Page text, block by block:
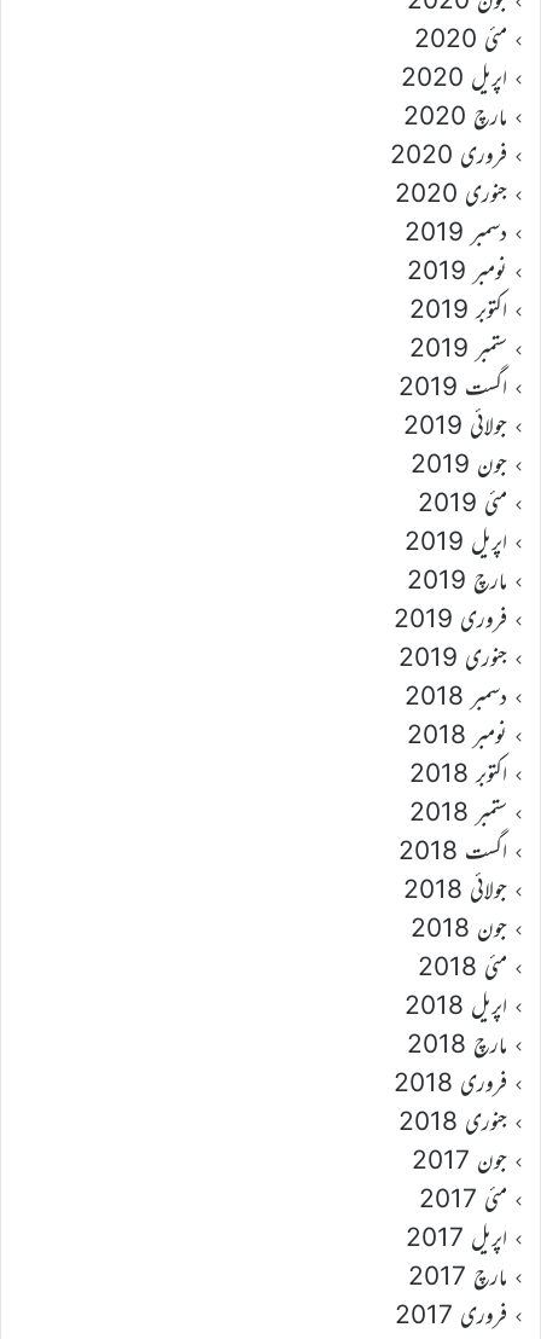
مئی 2020
اپریل 2020
مارچ 2020
فروری 2020
جنوری 2020
دسمبر 2019
نومبر 2019
اکتوبر 2019
ستمبر 2019
اگست 2019
جولائی 2019
جون 2019
مئی 2019
اپریل 2019
مارچ 2019
فروری 2019
جنوری 2019
دسمبر 2018
نومبر 2018
اکتوبر 2018
ستمبر 2018
اگست 2018
جولائی 2018
جون 2018
مئی 2018
اپریل 2018
مارچ 2018
فروری 2018
جنوری 2018
جون 2017
مئی 2017
اپریل 2017
مارچ 2017
فروری 2017